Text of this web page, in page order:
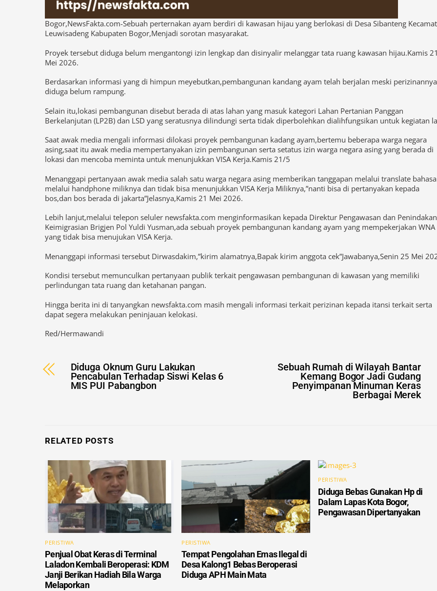
Bogor,NewsFakta.com-Sebuah perternakan ayam berdiri di kawasan hijau yang berlokasi di Desa Sibanteng
Leuwisadeng Kabupaten Bogor,Menjadi sorotan masyarakat.
Proyek tersebut diduga belum mengantongi izin lengkap dan disinyalir melanggar tata ruang kawasan hijau.Kamis
Mei 2026.
Berdasarkan informasi yang di himpun meyebutkan,pembangunan kandang ayam telah berjalan meski perizinannya
diduga belum rampung.
Selain itu,lokasi pembangunan disebut berada di atas lahan yang masuk kategori Lahan Pertanian Panggan
Berkelanjutan (LP2B) dan LSD yang seratusnya dilindungi serta tidak diperbolehkan dialihfungsikan untuk kegiatan
Saat awak media mengali informasi dilokasi proyek pembangunan kadang ayam,bertemu beberapa warga negara
asing,saat itu awak media mempertanyakan izin pembangunan serta setatus izin warga negara asing yang berada di
lokasi dan mencoba meminta untuk menunjukkan VISA Kerja.Kamis 21/5
Menanggapi pertanyaan awak media salah satu warga negara asing memberikan tanggapan melalui translate bahasa
melalui handphone miliknya dan tidak bisa menunjukkan VISA Kerja Miliknya,”nanti bisa di pertanyakan kepada
bos,dan bos berada di jakarta”Jelasnya,Kamis 21 Mei 2026.
Lebih lanjut,melalui telepon seluler newsfakta.com menginformasikan kepada Direktur Pengawasan dan Penindakan
Keimigrasian Brigjen Pol Yuldi Yusman,ada sebuah proyek pembangunan kandang ayam yang mempekerjakan WNA
yang tidak bisa menujukan VISA Kerja.
Menanggapi informasi tersebut Dirwasdakim,”kirim alamatnya,Bapak kirim anggota cek”Jawabanya,Senin 25 Mei
Kondisi tersebut memunculkan pertanyaan publik terkait pengawasan pembangunan di kawasan yang memiliki
perlindungan tata ruang dan ketahanan pangan.
Hingga berita ini di tanyangkan newsfakta.com masih mengali informasi terkait perizinan kepada itansi terkait serta
dapat segera melakukan peninjauan kelokasi.
Red/Hermawandi
Diduga Oknum Guru Lakukan
Pencabulan Terhadap Siswi Kelas 6
MIS PUI Pabangbon
Sebuah Rumah di Wilayah Bantar
Kemang Bogor Jadi Gudang
Penyimpanan Minuman Keras
Berbagai Merek
RELATED POSTS
PERISTIWA
Penjual Obat Keras di Terminal
Laladon Kembali Beroperasi: KDM
Janji Berikan Hadiah Bila Warga
Melaporkan
PERISTIWA
Tempat Pengolahan Emas Ilegal di
Desa Kalong1 Bebas Beroperasi
Diduga APH Main Mata
PERISTIWA
Diduga Bebas Gunakan Hp di
Dalam Lapas Kota Bogor,
Pengawasan Dipertanyakan